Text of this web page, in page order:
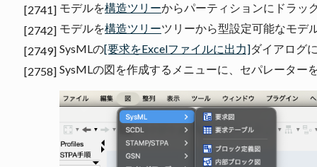
[2741] モデルを構造ツリーからパーティションにドラッ
[2742] モデルを構造ツリーツリーから型設定可能なモデ
[2749] SysMLの[要求をExcelファイルに出力]ダイアログ
[2758] SysMLの図を作成するメニューに、セパレーター